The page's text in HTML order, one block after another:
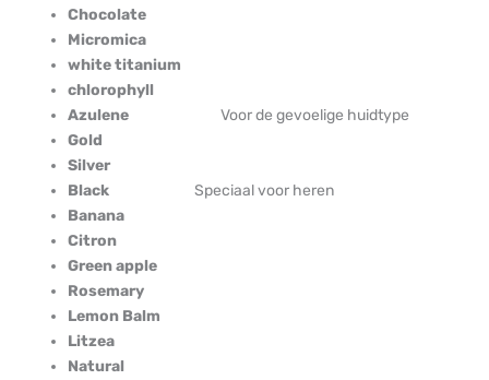
Chocolate
Micromica
white titanium
chlorophyll
Azulene Voor de gevoelige huidtype
Gold
Silver
Black
Speciaal voor heren
Banana
Citron
Green apple
Rosemary
Lemon Balm
Litzea
Natural